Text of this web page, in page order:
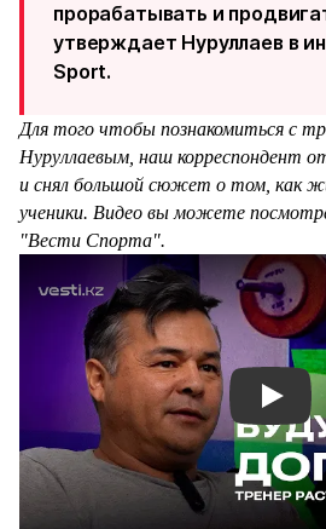
прорабатывать и
утверждает Нуруллаев в
Sport.
Для того чтобы познакомиться с
Нуруллаевым, наш корреспондент
и снял большой сюжет о том, как
ученики. Видео вы можете
"Вести Спорта".